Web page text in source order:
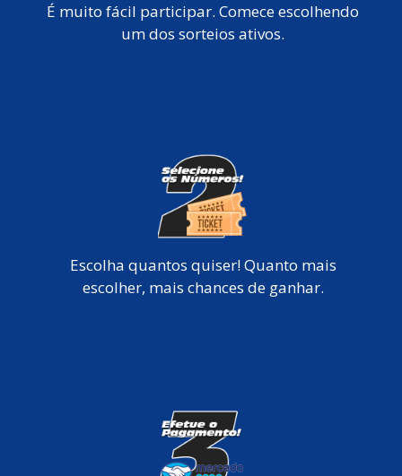
É muito fácil participar. Comece escolhendo
um dos sorteios ativos.
Escolha quantos quiser! Quanto mais
escolher, mais chances de ganhar.